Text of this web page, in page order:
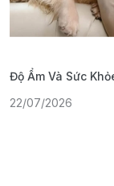
Độ Ẩm Và Sức
22/07/2026